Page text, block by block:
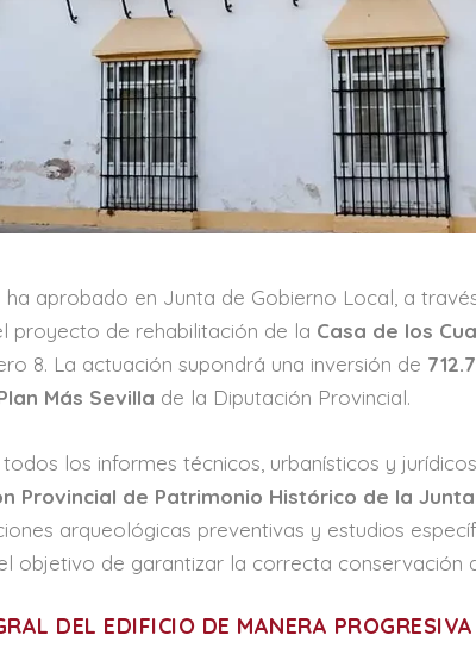
aprobado en Junta de Gobierno Local, a
proyecto de rehabilitación de la Casa de los
8. La actuación supondrá una inversión de
Más Sevilla de la Diputación Provincial.
los informes técnicos, urbanísticos y
Provincial de Patrimonio Histórico de la
arqueológicas preventivas y estudios
objetivo de garantizar la correcta conservación
DEL EDIFICIO DE MANERA PROGRESIVA